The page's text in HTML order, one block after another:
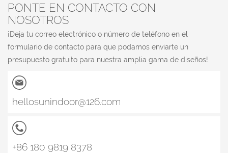
PONTE EN CONTACTO CON
NOSOTROS
¡Deja tu correo electrónico o número de teléfono en el
formulario de contacto para que podamos enviarte un
presupuesto gratuito para nuestra amplia gama de diseños!
hellosunindoor@126.com
+86 180 9819 8378